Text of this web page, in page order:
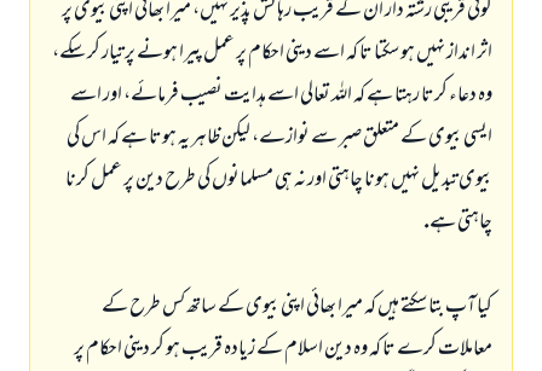
كوئى قريبى رشتہ دار ان كے قريب رہائش پذير نہيں، ميرا بھائى اپنى بيوى پر
اثر انداز نہيں ہو سكتا تا كہ اسے دينى احكام پر عمل پيرا ہونے پر تيار كر سكے،
وہ دعاء كرتا رہتا ہے كہ اللہ تعالى اسے ہدايت نصيب فرمائے، اور اسے
ايسى بيوى كے متعلق صبر سے نوازے، ليكن ظاہر يہ ہوتا ہے كہ اس كى
بيوى تبديل نہيں ہونا چاہتى اور نہ ہى مسلمانوں كى طرح دين پر عمل كرنا
چاہتى ہے.
كيا آپ بتا سكتے ہيں كہ ميرا بھائى اپنى بيوى كے ساتھ كس طرح كے
معاملات كرے تا كہ وہ دين اسلام كے زيادہ قريب ہو كر دينى احكام پر